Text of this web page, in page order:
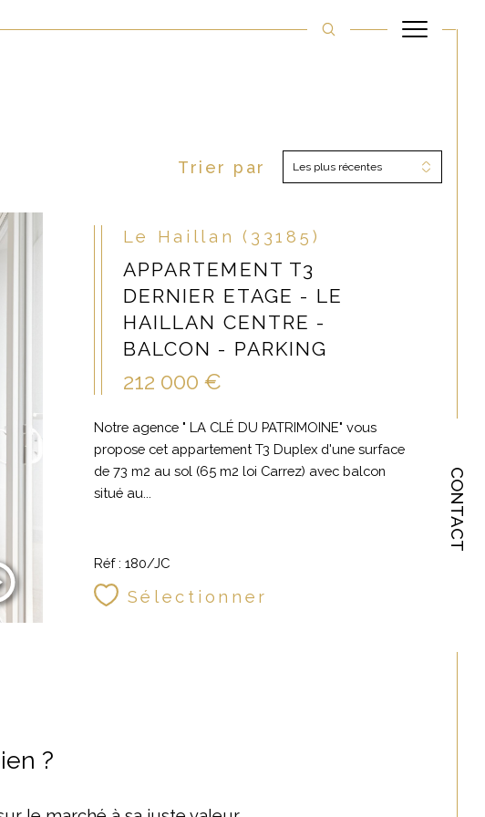
CONTACT
Filtrer
Trier par Les plus récentes
Le Haillan (33185)
APPARTEMENT T3
DERNIER ETAGE - LE
HAILLAN CENTRE -
BALCON - PARKING
212 000 €
Notre agence " LA CLÉ DU PATRIMOINE" vous
propose cet appartement T3 Duplex d'une surface
de 73 m2 au sol (65 m2 loi Carrez) avec balcon
situé au...
Réf : 180/JC
Sélectionner
?